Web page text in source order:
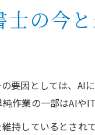
が迫る司法書士の役
AI時代に司法書士
司法書士業務自
AIと司法書士の
職難の現実が示す
の今
要因としては、AI
作業の一部はAIや
持しているとさ